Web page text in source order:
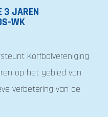
3 JAREN
WK
Korfbalvereniging
op het gebied van
verbetering van de